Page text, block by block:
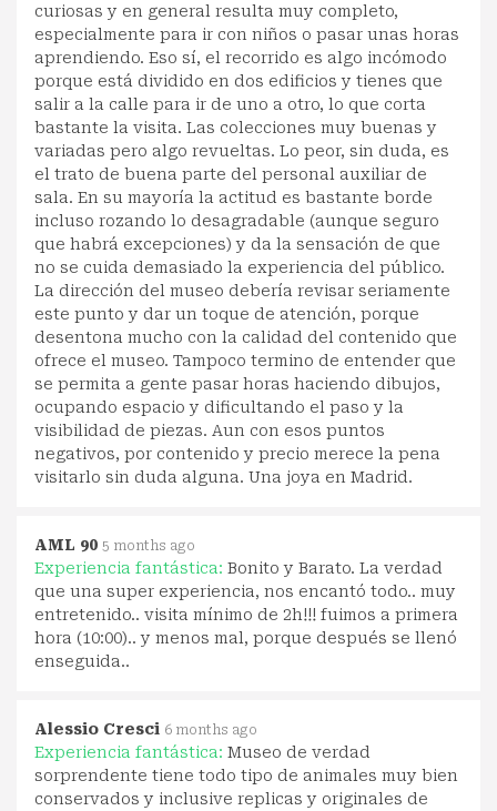
curiosas y en general resulta muy completo,
especialmente para ir con niños o pasar unas horas
aprendiendo. Eso sí, el recorrido es algo incómodo
porque está dividido en dos edificios y tienes que
salir a la calle para ir de uno a otro, lo que corta
bastante la visita. Las colecciones muy buenas y
variadas pero algo revueltas. Lo peor, sin duda, es
el trato de buena parte del personal auxiliar de
sala. En su mayoría la actitud es bastante borde
incluso rozando lo desagradable (aunque seguro
que habrá excepciones) y da la sensación de que
no se cuida demasiado la experiencia del público.
La dirección del museo debería revisar seriamente
este punto y dar un toque de atención, porque
desentona mucho con la calidad del contenido que
ofrece el museo. Tampoco termino de entender que
se permita a gente pasar horas haciendo dibujos,
ocupando espacio y dificultando el paso y la
visibilidad de piezas. Aun con esos puntos
negativos, por contenido y precio merece la pena
visitarlo sin duda alguna. Una joya en Madrid.
AML 90 5 months ago
Experiencia fantástica: Bonito y Barato. La verdad
que una super experiencia, nos encantó todo.. muy
entretenido.. visita mínimo de 2h!!! fuimos a primera
hora (10:00).. y menos mal, porque después se llenó
enseguida..
Alessio Cresci 6 months ago
Experiencia fantástica: Museo de verdad
sorprendente tiene todo tipo de animales muy bien
conservados y inclusive replicas y originales de